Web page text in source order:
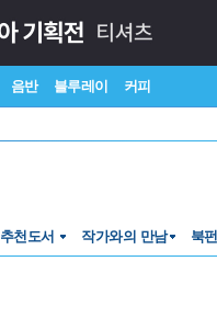
음반 블루레이 커피
추천도서 작가와의 만남 북